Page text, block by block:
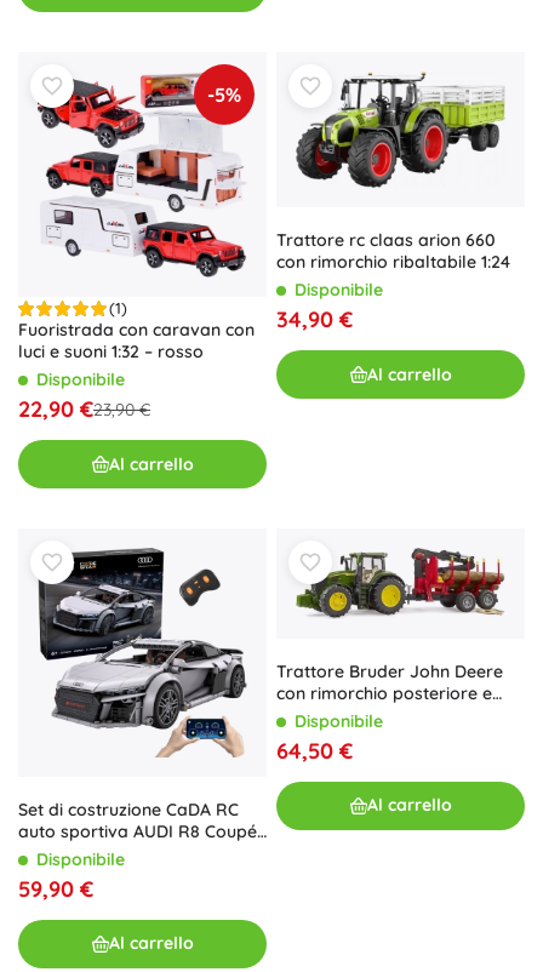
-5%
(1)
Fuoristrada con caravan con
luci e suoni 1:32 – rosso
Disponibile
22,90 €23,90 €
Al carrello
Trattore rc claas arion 660
con rimorchio ribaltabile 1:24
Disponibile
34,90 €
Al carrello
Set di costruzione CaDA RC
auto sportiva AUDI R8 Coupé
1:14, 536 pezzi
Disponibile
59,90 €
Al carrello
Trattore Bruder John Deere
con rimorchio posteriore e
tronchi
Disponibile
64,50 €
Al carrello